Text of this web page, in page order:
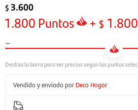
$ 3.600
1.800 Puntos + $ 1.800
-
Vendido y enviado por Deco Hogar